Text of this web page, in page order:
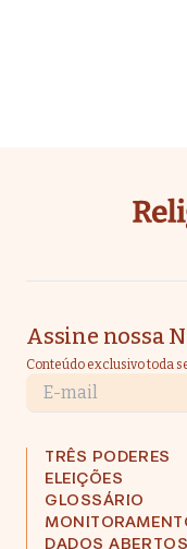
Assine nossa
Conteúdo exclusivo toda
E-mail
TRÊS PODERES
ELEIÇÕES
GLOSSÁRIO
DADOS ABERTOS